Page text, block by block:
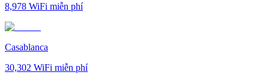
8,978 WiFi miễn phí
Casablanca
30,302 WiFi miễn phí